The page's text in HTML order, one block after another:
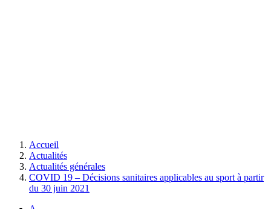
Accueil
Actualités
Actualités générales
COVID 19 – Décisions sanitaires applicables au sport à partir
du 30 juin 2021